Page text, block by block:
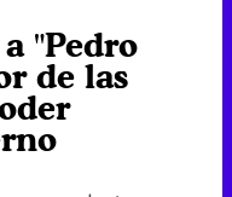
"Pedro
de las